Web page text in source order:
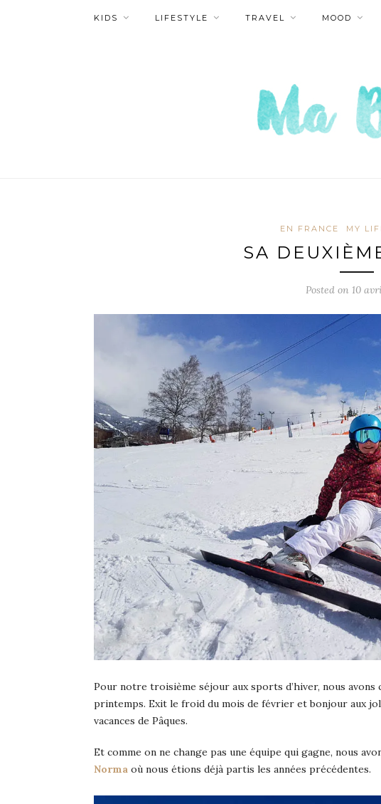
KIDS LIFESTYLE TRAVEL MOOD
EN FRANCE MY
SA
Posted on 10
Pour notre troisième séjour aux sports d’hiver, nous
printemps. Exit le froid du mois de février et bonjour aux
vacances de Pâques.
Et comme on ne change pas une équipe qui gagne, nous
Norma où nous étions déjà partis les années précédentes.